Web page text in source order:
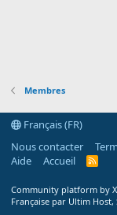
Membres
Français (FR)
Nous contacter
Aide
Accueil
R
Community platform by
Française par Ultim Host,